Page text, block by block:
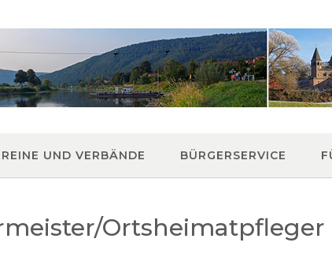
UND VERBÄNDE BÜRGERSERVICE
Ortsheimatpfleger